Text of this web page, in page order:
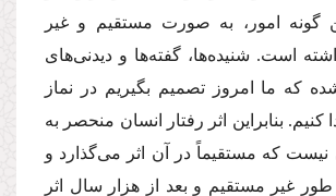
گونه امور، به صورت مستقیم و غیر
است. شنیده‌ها، گفته‌ها و دیدنى‌هاى
كه ما امروز تصمیم بگیریم در نماز
بنابراین اثر رفتار انسان منحصر به
كه مستقیماً در آن اثر مى‌گذارد و
غیر مستقیم و بعد از هزار سال اثر